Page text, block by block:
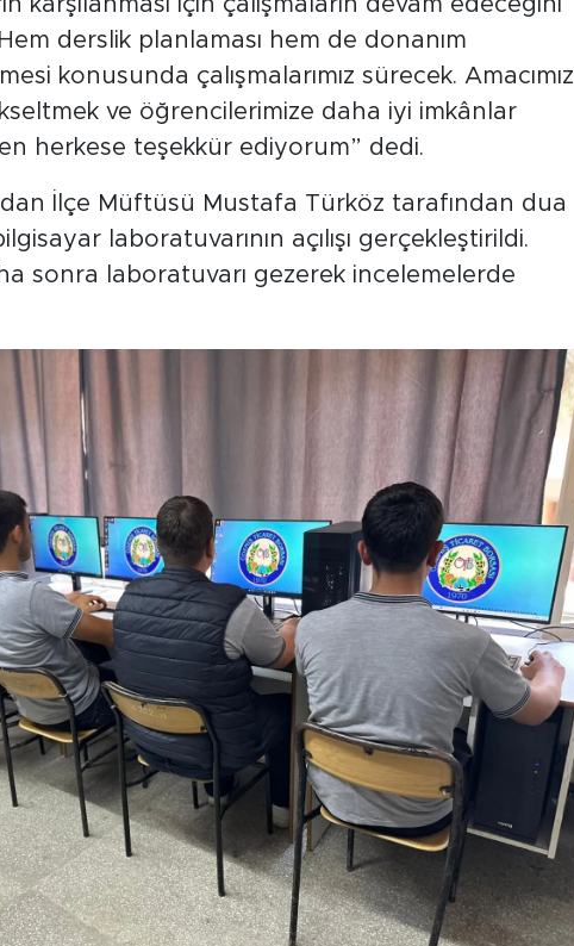
derslik planlaması hem de donanım
konusunda çalışmalarımız sürecek. Amacımız
ve öğrencilerimize daha iyi imkânlar
herkese teşekkür ediyorum” dedi.
İlçe Müftüsü Mustafa Türköz tarafından dua
laboratuvarının açılışı gerçekleştirildi.
sonra laboratuvarı gezerek incelemelerde